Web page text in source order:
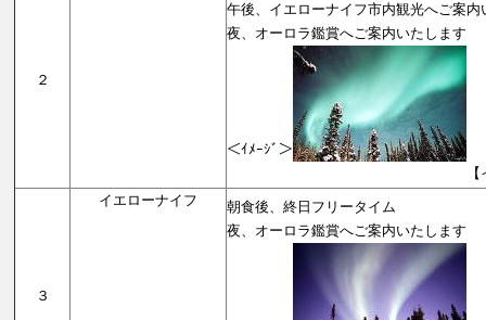
２
午後、イエローナイフ市内観光へご案内
夜、オーロラ鑑賞へご案内いたします
＜ｲﾒｰｼﾞ＞
【イエローナ
３
イエローナイフ
朝食後、終日フリータイム
夜、オーロラ鑑賞へご案内いたします